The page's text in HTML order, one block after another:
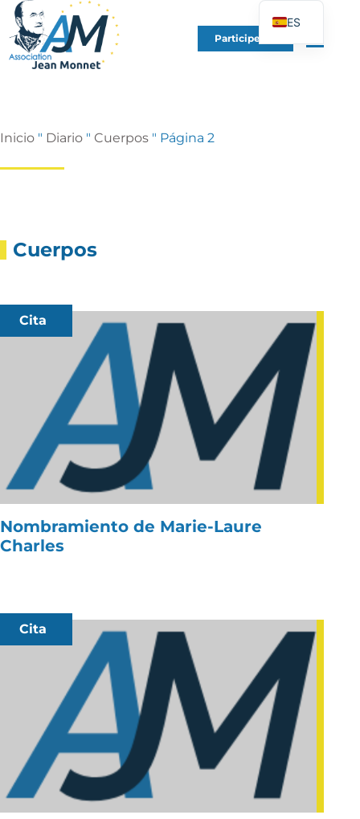
Participe en
Inicio " Diario " Cuerpos " Página 2
Cuerpos
Cita
Nombramiento de Marie-Laure
Charles
Cita
ES
FR